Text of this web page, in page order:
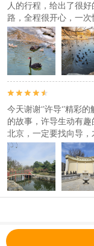
人的行程，给出了很
路，全程很开心，一


今天谢谢‘’许导‘’精彩
的故事，许导生动有
北京，一定要找向导，